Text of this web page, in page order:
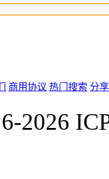
商用协议 热门搜索 分
2026